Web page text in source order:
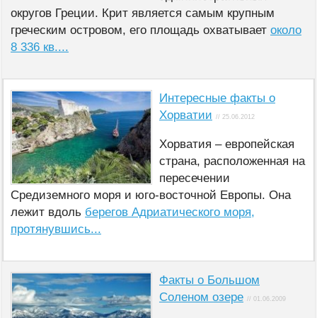
округов Греции. Крит является самым крупным
греческим островом, его площадь охватывает около
8 336 кв....
Интересные факты о
Хорватии // 25.06.2012
Хорватия – европейская
страна, расположенная на
пересечении
Средиземного моря и юго-восточной Европы. Она
лежит вдоль берегов Адриатического моря,
протянувшись...
Факты о Большом
Соленом озере // 01.06.2009